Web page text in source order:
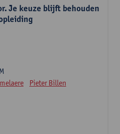
Je keuze blijft behouden
Pieter Billen